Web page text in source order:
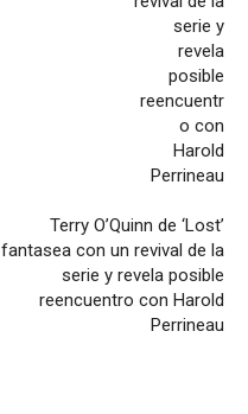
Terry O’Quinn de ‘Lost’
fantasea con un revival de la
serie y revela posible
reencuentro con Harold
Perrineau